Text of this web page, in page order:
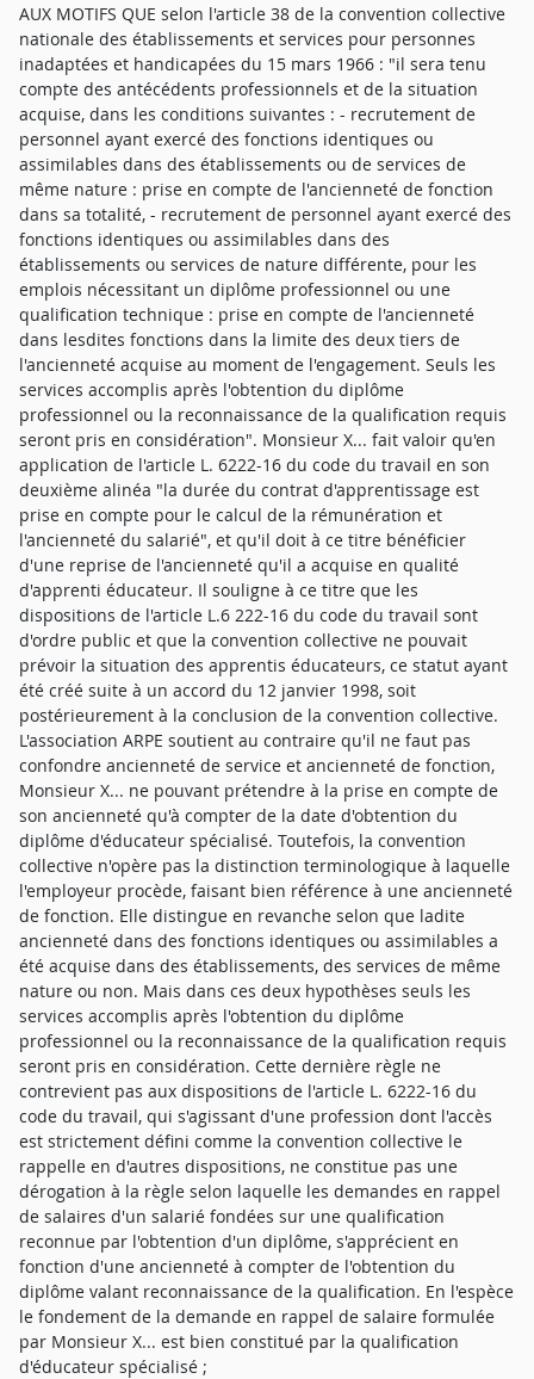
AUX MOTIFS QUE selon l'article 38 de la convention collective
nationale des établissements et services pour personnes
inadaptées et handicapées du 15 mars 1966 : "il sera tenu
compte des antécédents professionnels et de la situation
acquise, dans les conditions suivantes : - recrutement de
personnel ayant exercé des fonctions identiques ou
assimilables dans des établissements ou de services de
même nature : prise en compte de l'ancienneté de fonction
dans sa totalité, - recrutement de personnel ayant exercé des
fonctions identiques ou assimilables dans des
établissements ou services de nature différente, pour les
emplois nécessitant un diplôme professionnel ou une
qualification technique : prise en compte de l'ancienneté
dans lesdites fonctions dans la limite des deux tiers de
l'ancienneté acquise au moment de l'engagement. Seuls les
services accomplis après l'obtention du diplôme
professionnel ou la reconnaissance de la qualification requis
seront pris en considération". Monsieur X... fait valoir qu'en
application de l'article L. 6222-16 du code du travail en son
deuxième alinéa "la durée du contrat d'apprentissage est
prise en compte pour le calcul de la rémunération et
l'ancienneté du salarié", et qu'il doit à ce titre bénéficier
d'une reprise de l'ancienneté qu'il a acquise en qualité
d'apprenti éducateur. Il souligne à ce titre que les
dispositions de l'article L.6 222-16 du code du travail sont
d'ordre public et que la convention collective ne pouvait
prévoir la situation des apprentis éducateurs, ce statut ayant
été créé suite à un accord du 12 janvier 1998, soit
postérieurement à la conclusion de la convention collective.
L'association ARPE soutient au contraire qu'il ne faut pas
confondre ancienneté de service et ancienneté de fonction,
Monsieur X... ne pouvant prétendre à la prise en compte de
son ancienneté qu'à compter de la date d'obtention du
diplôme d'éducateur spécialisé. Toutefois, la convention
collective n'opère pas la distinction terminologique à laquelle
l'employeur procède, faisant bien référence à une ancienneté
de fonction. Elle distingue en revanche selon que ladite
ancienneté dans des fonctions identiques ou assimilables a
été acquise dans des établissements, des services de même
nature ou non. Mais dans ces deux hypothèses seuls les
services accomplis après l'obtention du diplôme
professionnel ou la reconnaissance de la qualification requis
seront pris en considération. Cette dernière règle ne
contrevient pas aux dispositions de l'article L. 6222-16 du
code du travail, qui s'agissant d'une profession dont l'accès
est strictement défini comme la convention collective le
rappelle en d'autres dispositions, ne constitue pas une
dérogation à la règle selon laquelle les demandes en rappel
de salaires d'un salarié fondées sur une qualification
reconnue par l'obtention d'un diplôme, s'apprécient en
fonction d'une ancienneté à compter de l'obtention du
diplôme valant reconnaissance de la qualification. En l'espèce
le fondement de la demande en rappel de salaire formulée
par Monsieur X... est bien constitué par la qualification
d'éducateur spécialisé ;